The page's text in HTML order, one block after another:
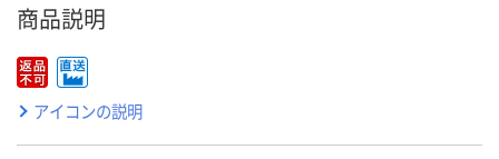
商品説明
アイコンの説明